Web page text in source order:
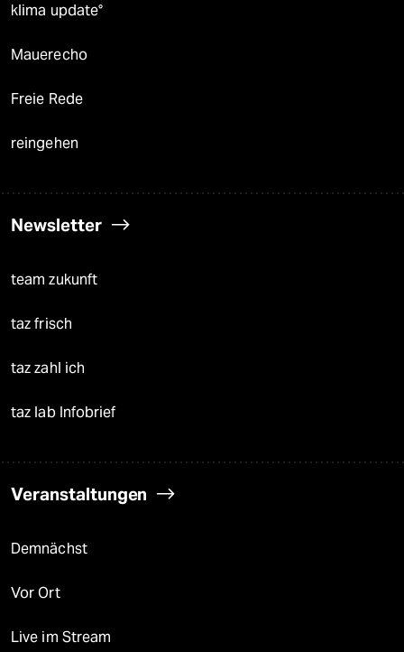
klima update°
Mauerecho
Freie Rede
reingehen
Newsletter
team zukunft
taz frisch
taz zahl ich
taz lab Infobrief
Veranstaltungen
Demnächst
Vor Ort
Live im Stream